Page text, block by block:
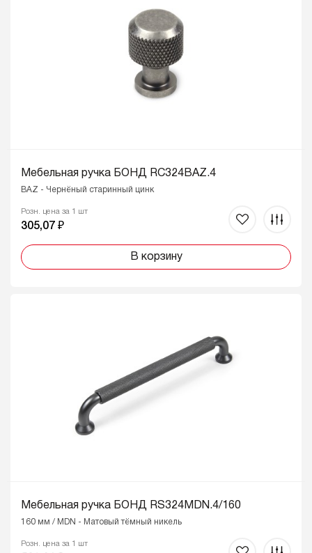
Мебельная ручка БОНД RC324BAZ.4
BAZ - Чернёный старинный цинк
Розн. цена за 1 шт
305,07 ₽
В корзину
Мебельная ручка БОНД RS324MDN.4/160
160 мм / MDN - Матовый тёмный никель
Розн. цена за 1 шт